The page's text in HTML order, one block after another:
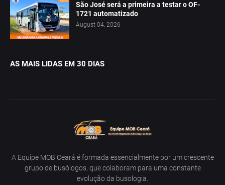
São José será a primeira a testar o OF-
1721 automatizado
August 04, 2026
AS MAIS LIDAS EM 30 DIAS
A Equipe MOB Ceará é formada essencialmente por um crescente
grupo de busólogos, que colaboram para uma constante
evolução da busologia.